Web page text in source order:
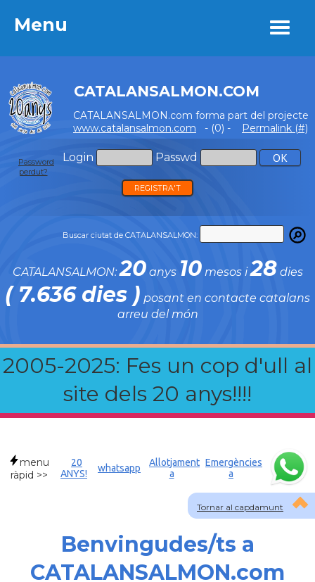
Menu
CATALANSALMON.COM
CATALANSALMON.com forma part del projecte
www.catalansalmon.com - (0) - Permalink (#)
Login Passwd
Password
perdut?
REGISTRA'T
Buscar ciutat de CATALANSALMON:
CATALANSALMON:20anys 10mesos i28 dies
( 7.636 dies ) posant en contacte catalans
arreu del món
2005-2025: Fes un cop d'ull al
site dels 20 anys!!!!
Menu
Tornar al capdamunt
menu
ràpid >>
20
ANYS!
whatsapp
Allotjament
a
Emergències
a
Benvingudes/ts a
CATALANSALMON.com